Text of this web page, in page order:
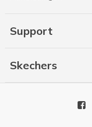
Support
Skechers